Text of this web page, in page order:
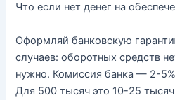
Что если нет денег на
Оформляй банковскую
случаев: оборотных средств
нужно. Комиссия банка — 2-
Для 500 тысяч это 10-25